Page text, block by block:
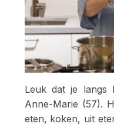
Leuk dat je
Anne-Marie (57).
eten, koken, uit